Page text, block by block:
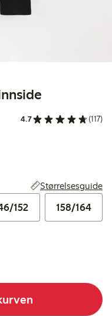
4.7 (117)
Størrelsesguide
152 158/164